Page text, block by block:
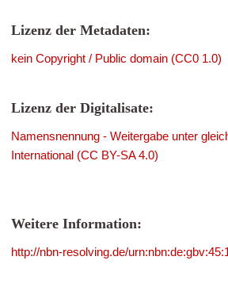
Lizenz der Metadaten:
kein Copyright / Public domain (CC0 1.0)
Lizenz der Digitalisate:
Namensnennung - Weitergabe unter
International (CC BY-SA 4.0)
Weitere Information:
http://nbn-resolving.de/